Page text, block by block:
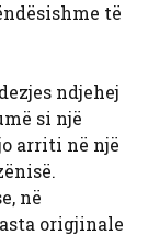
të
ndjehej
si një
arriti në një
në
origjinale